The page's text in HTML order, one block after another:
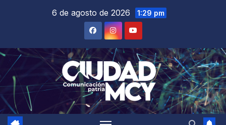
6 de agosto de 2026 1:29 pm